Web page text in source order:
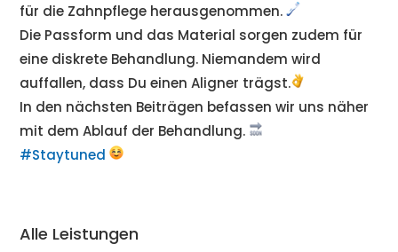
für die Zahnpflege herausgenommen.
Die Passform und das Material sorgen zudem für
eine diskrete Behandlung. Niemandem wird
auffallen, dass Du einen Aligner trägst.
In den nächsten Beiträgen befassen wir uns näher
mit dem Ablauf der Behandlung.
#Staytuned
Alle Leistungen